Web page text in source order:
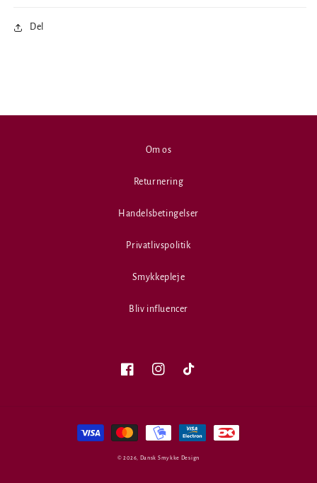
Del
Om os
Returnering
Handelsbetingelser
Privatlivspolitik
Smykkepleje
Bliv influencer
FacebookInstagramTikTok
Betalingsmetoder
© 2026, Dansk Smykke Design